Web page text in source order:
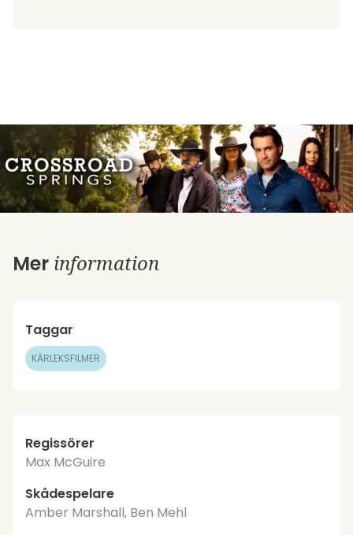
Mer information
Taggar
KÄRLEKSFILMER
Regissörer
Max McGuire
Skådespelare
Amber Marshall, Ben Mehl